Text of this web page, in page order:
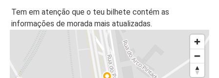
Tem em atenção que o teu bilhete contém as
informações de morada mais atualizadas.